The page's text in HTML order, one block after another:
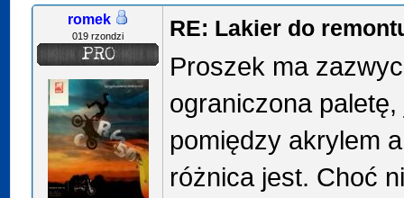
romek
019 rzondzi RE: Lakier do
Proszek ma
ograniczona
pomiędzy akrylem
różnica jest. Choć